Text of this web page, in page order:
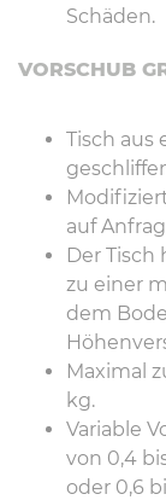
Schäden.
VORSCHUB
Tisch aus
auf
Der
zu einer
dem
Maximal
kg.
Variable
von 0,4
oder 0,6